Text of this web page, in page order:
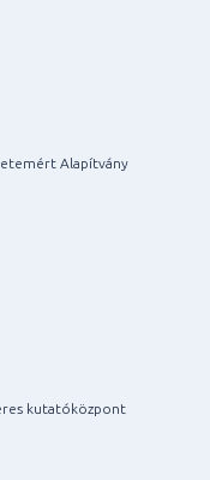
Alapítvány
kutatóközpont